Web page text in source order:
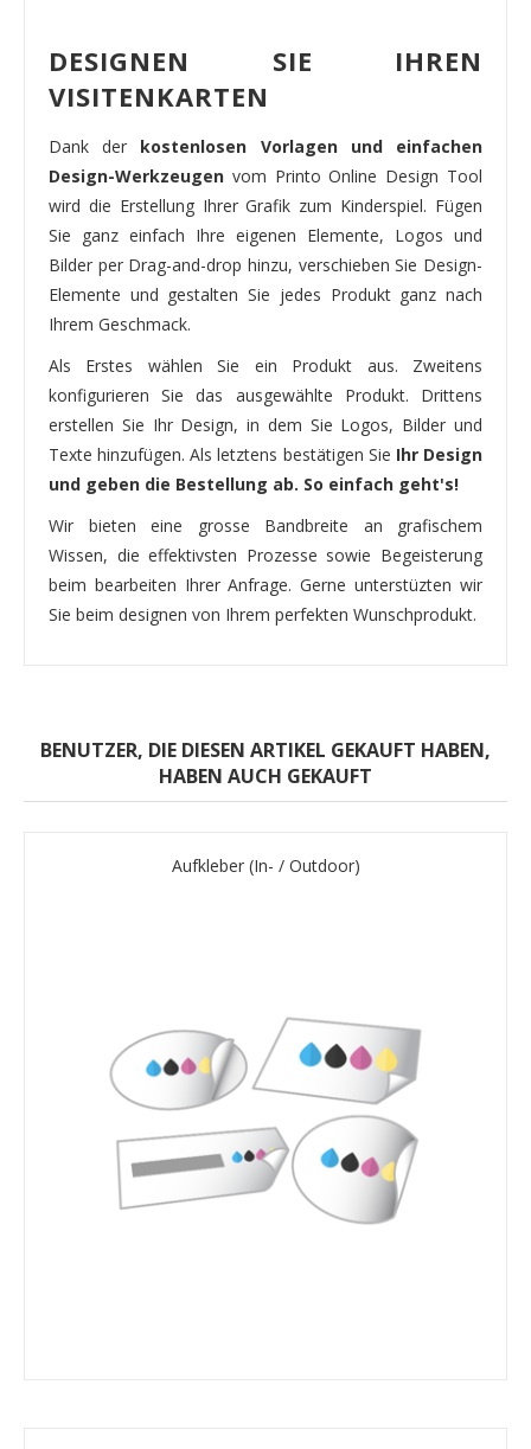
DESIGNEN SIE IHREN
VISITENKARTEN
Dank der kostenlosen Vorlagen und einfachen
Design-Werkzeugen vom Printo Online Design Tool
wird die Erstellung Ihrer Grafik zum Kinderspiel. Fügen
Sie ganz einfach Ihre eigenen Elemente, Logos und
Bilder per Drag-and-drop hinzu, verschieben Sie Design-
Elemente und gestalten Sie jedes Produkt ganz nach
Ihrem Geschmack.
Als Erstes wählen Sie ein Produkt aus. Zweitens
konfigurieren Sie das ausgewählte Produkt. Drittens
erstellen Sie Ihr Design, in dem Sie Logos, Bilder und
Texte hinzufügen. Als letztens bestätigen Sie Ihr Design
und geben die Bestellung ab. So einfach geht's!
Wir bieten eine grosse Bandbreite an grafischem
Wissen, die effektivsten Prozesse sowie Begeisterung
beim bearbeiten Ihrer Anfrage. Gerne unterstüzten wir
Sie beim designen von Ihrem perfekten Wunschprodukt.
BENUTZER, DIE DIESEN ARTIKEL GEKAUFT HABEN,
HABEN AUCH GEKAUFT
Aufkleber (In- / Outdoor)